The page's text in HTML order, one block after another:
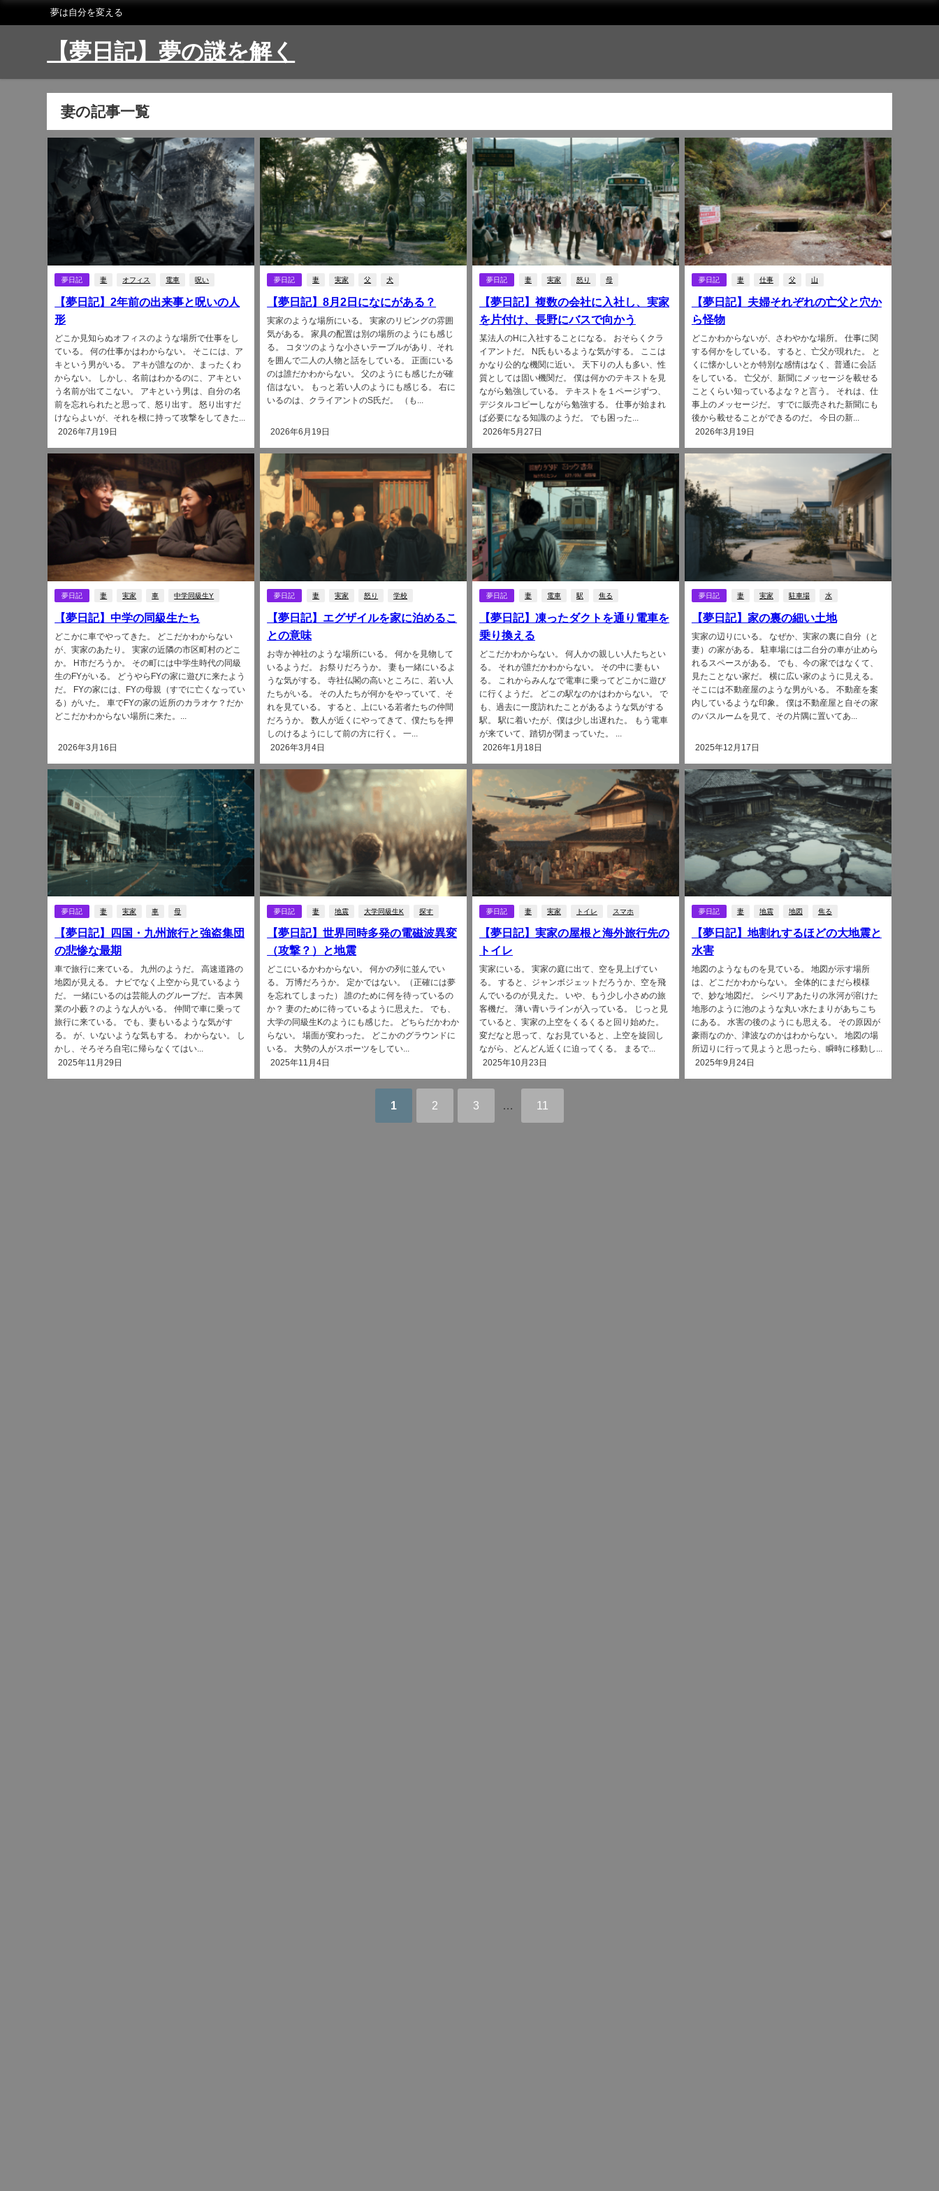
夢は自分を変える
【夢日記】夢の謎を解く
妻の記事一覧
夢日記 妻 オフィス 電車 呪い
【夢日記】2年前の出来事と呪いの人
形
どこか見知らぬオフィスのような場所で仕事をし
ている。 何の仕事かはわからない。 そこには、ア
キという男がいる。 アキが誰なのか、まったくわ
からない。 しかし、名前はわかるのに、アキとい
う名前が出てこない。 アキという男は、自分の名
前を忘れられたと思って、怒り出す。 怒り出すだ
けならよいが、それを根に持って攻撃をしてきた...
2026年7月19日
夢日記 妻 実家 父 犬
【夢日記】8月2日になにがある？
実家のような場所にいる。 実家のリビングの雰囲
気がある。 家具の配置は別の場所のようにも感じ
る。 コタツのような小さいテーブルがあり、それ
を囲んで二人の人物と話をしている。 正面にいる
のは誰だかわからない。 父のようにも感じたが確
信はない。 もっと若い人のようにも感じる。 右に
いるのは、クライアントのS氏だ。 （も...
2026年6月19日
夢日記 妻 実家 怒り 母
【夢日記】複数の会社に入社し、実家
を片付け、長野にバスで向かう
某法人のHに入社することになる。 おそらくクラ
イアントだ。 N氏もいるような気がする。 ここは
かなり公的な機関に近い。 天下りの人も多い、性
質としては固い機関だ。 僕は何かのテキストを見
ながら勉強している。 テキストを１ページずつ、
デジタルコピーしながら勉強する。 仕事が始まれ
ば必要になる知識のようだ。 でも困った...
2026年5月27日
夢日記 妻 仕事 父 山
【夢日記】夫婦それぞれの亡父と穴か
ら怪物
どこかわからないが、さわやかな場所。 仕事に関
する何かをしている。 すると、亡父が現れた。 と
くに懐かしいとか特別な感情はなく、普通に会話
をしている。 亡父が、新聞にメッセージを載せる
ことくらい知っているよな？と言う。 それは、仕
事上のメッセージだ。 すでに販売された新聞にも
後から載せることができるのだ。 今日の新...
2026年3月19日
夢日記 妻 実家 車 中学同級生Y
【夢日記】中学の同級生たち
どこかに車でやってきた。 どこだかわからない
が、実家のあたり。 実家の近隣の市区町村のどこ
か。 H市だろうか。 その町には中学生時代の同級
生のFYがいる。 どうやらFYの家に遊びに来たよう
だ。 FYの家には、FYの母親（すでに亡くなってい
る）がいた。 車でFYの家の近所のカラオケ？だか
どこだかわからない場所に来た。...
2026年3月16日
夢日記 妻 実家 怒り 学校
【夢日記】エグザイルを家に泊めるこ
との意味
お寺か神社のような場所にいる。 何かを見物して
いるようだ。 お祭りだろうか。 妻も一緒にいるよ
うな気がする。 寺社仏閣の高いところに、若い人
たちがいる。 その人たちが何かをやっていて、そ
れを見ている。 すると、上にいる若者たちの仲間
だろうか。 数人が近くにやってきて、僕たちを押
しのけるようにして前の方に行く。 一...
2026年3月4日
夢日記 妻 電車 駅 焦る
【夢日記】凍ったダクトを通り電車を
乗り換える
どこだかわからない。 何人かの親しい人たちとい
る。 それが誰だかわからない。 その中に妻もい
る。 これからみんなで電車に乗ってどこかに遊び
に行くようだ。 どこの駅なのかはわからない。 で
も、過去に一度訪れたことがあるような気がする
駅。 駅に着いたが、僕は少し出遅れた。 もう電車
が来ていて、踏切が閉まっていた。 ...
2026年1月18日
夢日記 妻 実家 駐車場 水
【夢日記】家の裏の細い土地
実家の辺りにいる。 なぜか、実家の裏に自分（と
妻）の家がある。 駐車場には二台分の車が止めら
れるスペースがある。 でも、今の家ではなくて、
見たことない家だ。 横に広い家のように見える。
そこには不動産屋のような男がいる。 不動産を案
内しているような印象。 僕は不動産屋と自その家
のバスルームを見て、その片隅に置いてあ...
2025年12月17日
夢日記 妻 実家 車 母
【夢日記】四国・九州旅行と強盗集団
の悲惨な最期
車で旅行に来ている。 九州のようだ。 高速道路の
地図が見える。 ナビでなく上空から見ているよう
だ。 一緒にいるのは芸能人のグループだ。 吉本興
業の小藪？のような人がいる。 仲間で車に乗って
旅行に来ている。 でも、妻もいるような気がす
る。 が、いないような気もする。 わからない。 し
かし、そろそろ自宅に帰らなくてはい...
2025年11月29日
夢日記 妻 地震 大学同級生K 探す
【夢日記】世界同時多発の電磁波異変
（攻撃？）と地震
どこにいるかわからない。 何かの列に並んでい
る。 万博だろうか。 定かではない。（正確には夢
を忘れてしまった） 誰のために何を待っているの
か？ 妻のために待っているように思えた。 でも、
大学の同級生Kのようにも感じた。 どちらだかわか
らない。 場面が変わった。 どこかのグラウンドに
いる。 大勢の人がスポーツをしてい...
2025年11月4日
夢日記 妻 実家 トイレ スマホ
【夢日記】実家の屋根と海外旅行先の
トイレ
実家にいる。 実家の庭に出て、空を見上げてい
る。 すると、ジャンボジェットだろうか、空を飛
んでいるのが見えた。 いや、もう少し小さめの旅
客機だ。 薄い青いラインが入っている。 じっと見
ていると、実家の上空をくるくると回り始めた。
変だなと思って、なお見ていると、上空を旋回し
ながら、どんどん近くに迫ってくる。 まるで...
2025年10月23日
夢日記 妻 地震 地図 焦る
【夢日記】地割れするほどの大地震と
水害
地図のようなものを見ている。 地図が示す場所
は、どこだかわからない。 全体的にまだら模様
で、妙な地図だ。 シベリアあたりの氷河が溶けた
地形のように池のような丸い水たまりがあちこち
にある。 水害の後のようにも思える。 その原因が
豪雨なのか、津波なのかはわからない。 地図の場
所辺りに行って見ようと思ったら、瞬時に移動し...
2025年9月24日
1 2 3 … 11